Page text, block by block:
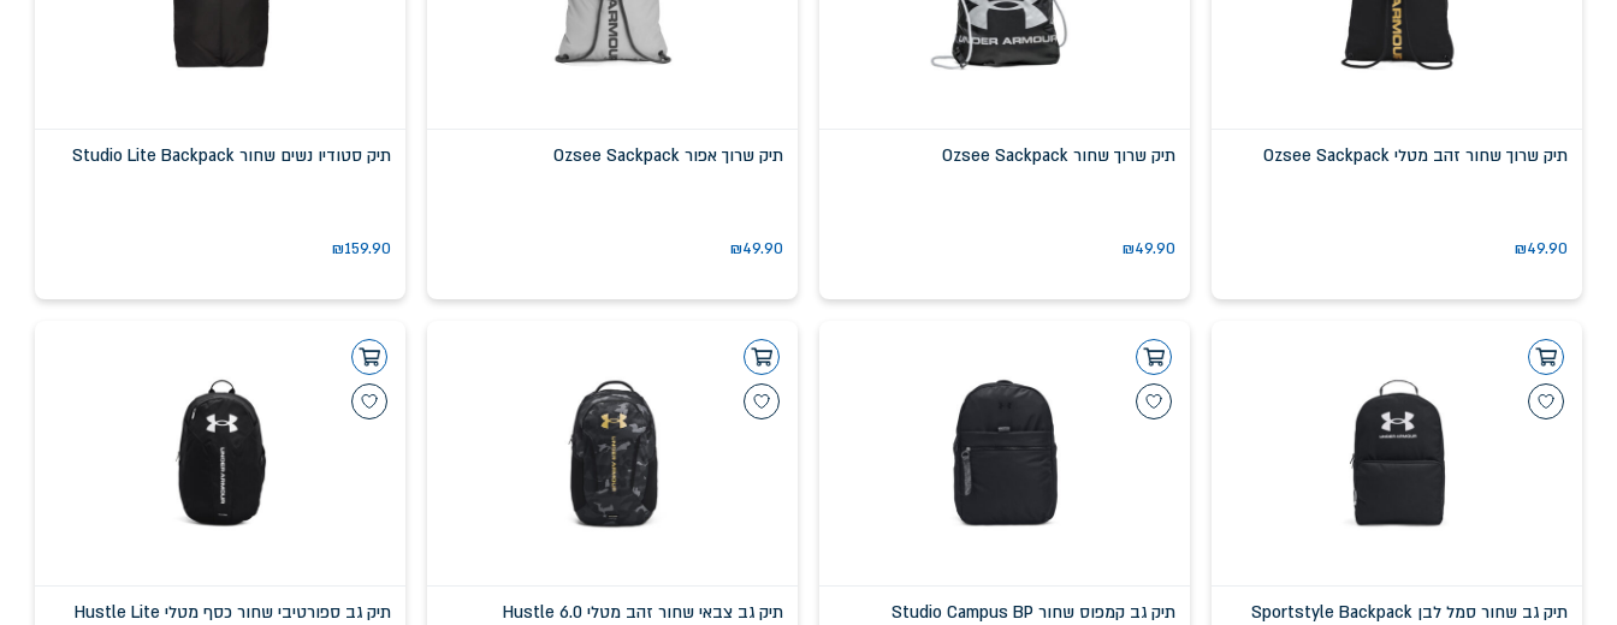
תיק שרוך שחור זהב מטלי Ozsee Sackpack
₪49.90
תיק שרוך שחור Ozsee Sackpack
₪49.90
תיק שרוך אפור Ozsee Sackpack
₪49.90
תיק סטודיו נשים שחור Studio Lite Backpack
₪159.90
תיק גב שחור סמל לבן Sportstyle Backpack תיק גב קמפוס שחור Studio Campus BP
תיק גב צבאי שחור זהב מטלי Hustle 6.0
תיק גב ספורטיבי שחור כסף מטלי Hustle Lite